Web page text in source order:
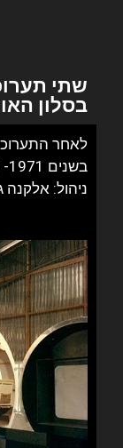
שתי
בסלון
לאחר
בשנים 1971- 1975.
ניהול: אלקנה